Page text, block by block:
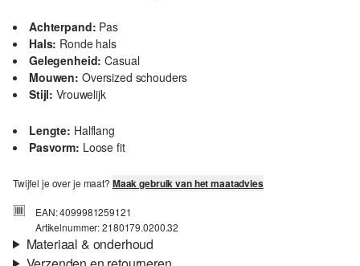
Achterpand: Pas
Hals: Ronde hals
Gelegenheid: Casual
Mouwen: Oversized schouders
Stijl: Vrouwelijk
Lengte: Halflang
Pasvorm: Loose fit
Twijfel je over je maat? Maak gebruik van het maatadvies
EAN: 4099981259121
Artikelnummer: 2180179.0200.32
Materiaal & onderhoud